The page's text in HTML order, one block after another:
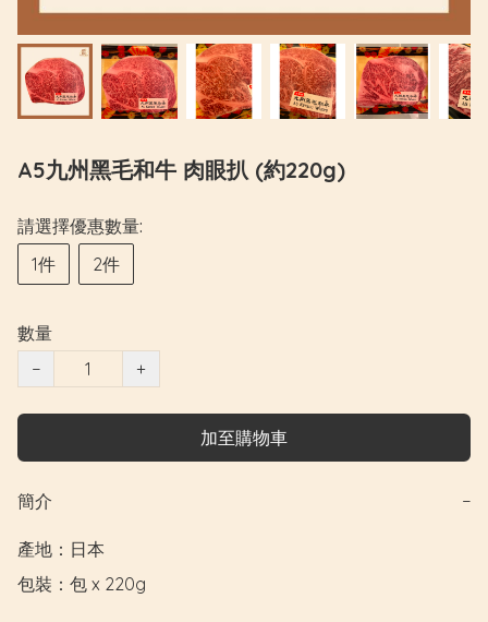
A5九州黑毛和牛 肉眼扒 (約220g)
請選擇優惠數量:
1件
2件
數量
−
+
加至購物車
簡介 −
產地：日本
包裝：包 x 220g